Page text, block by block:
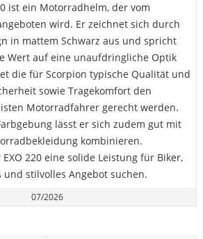
ist ein Motorradhelm, der vom
wird. Er zeichnet sich durch
in mattem Schwarz aus und spricht
Wert auf eine unaufdringliche Optik
die für Scorpion typische Qualität und
sowie Tragekomfort den
Motorradfahrer gerecht werden.
lässt er sich zudem gut mit
kombinieren.
220 eine solide Leistung für Biker,
und stilvolles Angebot suchen.
07/2026